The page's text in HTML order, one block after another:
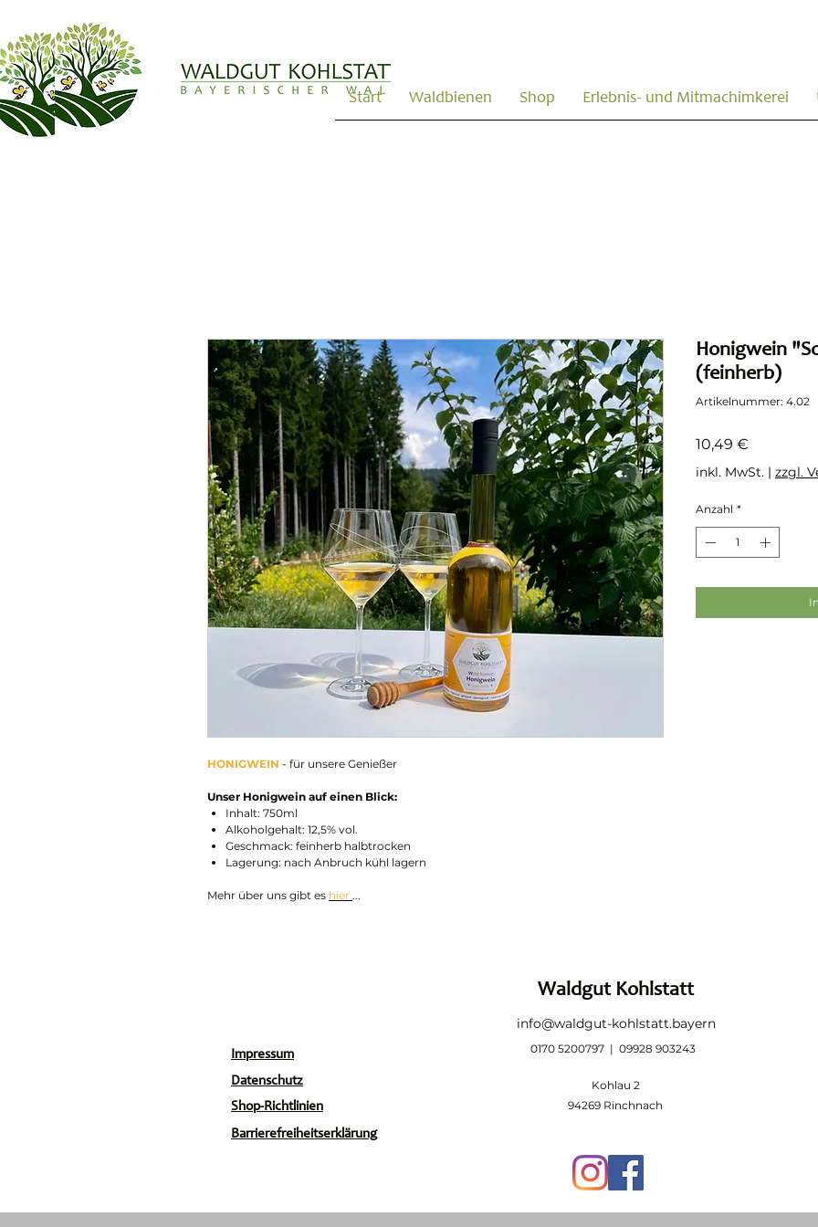
Start Waldbienen Shop Erlebnis- und Mitmachimkerei
HONIGWEIN - für unsere Genießer
Unser Honigwein auf einen Blick:
Inhalt: 750ml
Alkoholgehalt: 12,5% vol.
Geschmack: feinherb halbtrocken
Lagerung: nach Anbruch kühl lagern
Mehr über uns gibt es hier ...
Honigwein
(feinherb)
Artikelnummer: 4.02
10,49 €
inkl. MwSt. | zzgl.
Anzahl *
Waldgut Kohlstatt
info@waldgut-kohlstatt.bayern
Impressum 0170 5200797 | 09928 903243
Datenschutz
Shop-Richtlinien
Barrierefreiheitserklärung
Kohlau 2
94269 Rinchnach